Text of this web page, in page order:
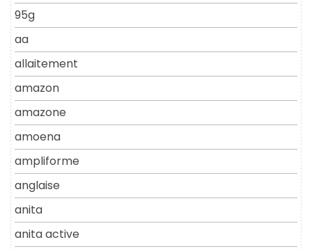
95g
aa
allaitement
amazon
amazone
amoena
ampliforme
anglaise
anita
anita active